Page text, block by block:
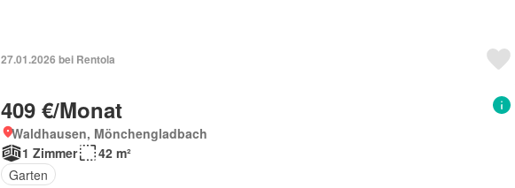
27.01.2026 bei Rentola
409 €/Monat
Waldhausen, Mönchengladbach
1 Zimmer
42 m²
Garten